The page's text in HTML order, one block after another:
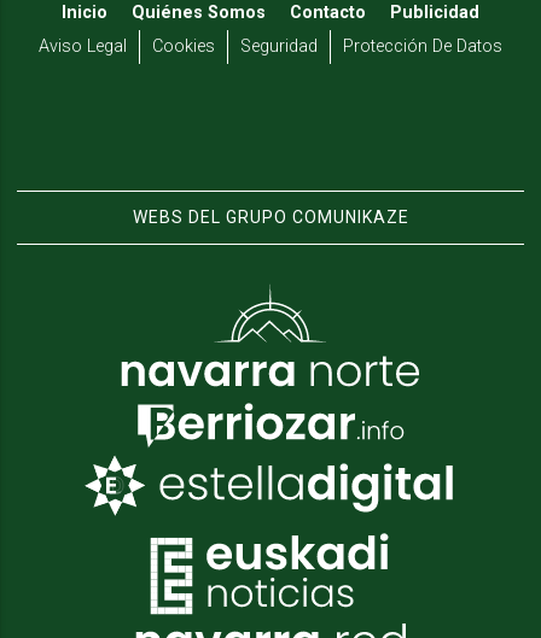
Inicio Quiénes Somos Contacto
Publicidad
Aviso Legal
Cookies Seguridad Protección De Datos
WEBS DEL GRUPO COMUNIKAZE